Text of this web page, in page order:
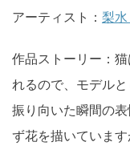
アーティスト： 梨水
作品ストーリー：
れるので、モデル
振り向いた瞬間の
ず花を描いています